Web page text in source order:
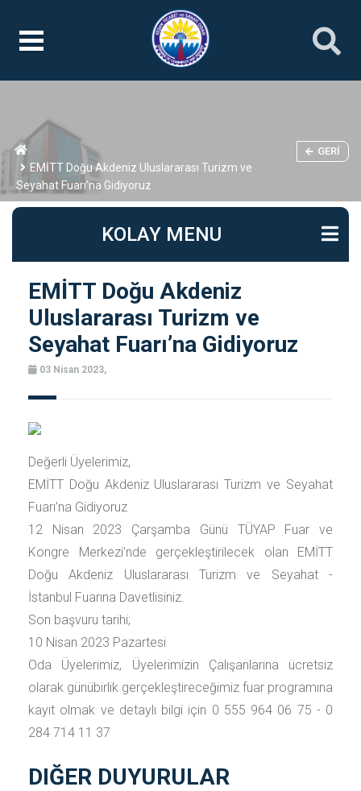
EMİTT Doğu Akdeniz Uluslararası Turizm ve
Seyahat Fuarı’na Gidiyoruz
GERI
KOLAY MENU
EMİTT Doğu Akdeniz
Uluslararası Turizm ve
Seyahat Fuarı’na Gidiyoruz
03 Nisan 2023,
Değerli Üyelerimiz,
EMİTT Doğu Akdeniz Uluslararası Turizm ve Seyahat
Fuarı’na Gidiyoruz
12 Nisan 2023 Çarşamba Günü TÜYAP Fuar ve
Kongre Merkezi’nde gerçekleştirilecek olan EMİTT
Doğu Akdeniz Uluslararası Turizm ve Seyahat -
İstanbul Fuarına Davetlisiniz.
Son başvuru tarihi;
10 Nisan 2023 Pazartesi
Oda Üyelerimiz, Üyelerimizin Çalışanlarına ücretsiz
olarak günübirlik gerçekleştireceğimiz fuar programına
kayıt olmak ve detaylı bilgi için 0 555 964 06 75 - 0
284 714 11 37
DIĞER DUYURULAR